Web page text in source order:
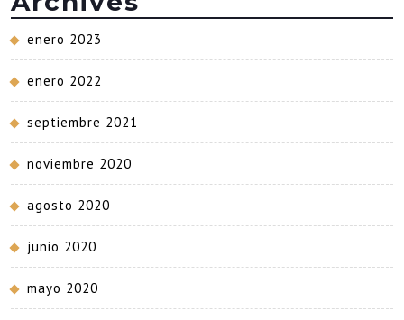
enero 2023
enero 2022
septiembre 2021
noviembre 2020
agosto 2020
junio 2020
mayo 2020